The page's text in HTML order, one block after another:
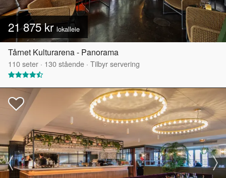
21 875 krlokalleie
Tårnet Kulturarena - Panorama
110seter · 130stående · Tilbyr servering